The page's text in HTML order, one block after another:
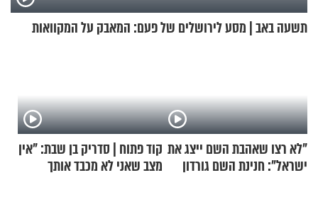
תשעה באב | מסע לירושלים של פעם: המאבק על המקוואות
"לא רצו שאהבת השם ייצג את
ישראל": חנינת השם גורדון
קוד פתוח | סדריק בן שבת: "אין
מצב שאני לא מכבד אותך